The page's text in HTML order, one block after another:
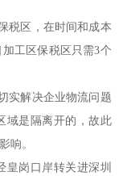
税区，在时间和成本
工区保税区只需3个
实解决企业物流问题
域是隔离开的，故此
响。
皇岗口岸转关进深圳